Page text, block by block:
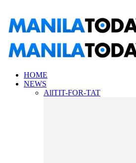
HOME
NEWS
AllTIT-FOR-TAT